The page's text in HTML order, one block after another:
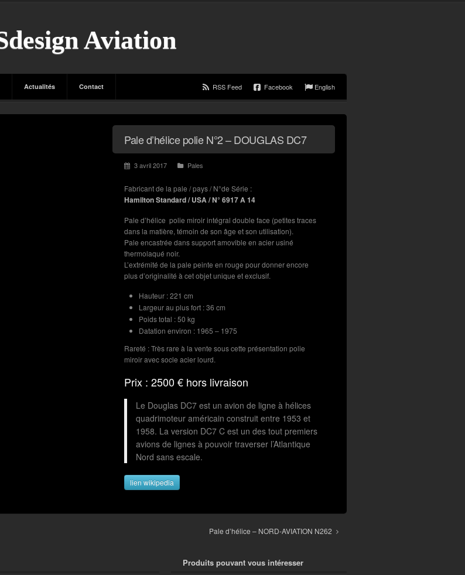
Actualités Contact RSS Feed Facebook English
Pale d’hélice polie N°2 – DOUGLAS DC7
3 avril 2017 Pales
Fabricant de la pale / pays / N°de Série :
Hamilton Standard / USA / N° 6917 A 14
Pale d’hélice polie miroir intégral double face (petites traces
dans la matière, témoin de son âge et son utilisation).
Pale encastrée dans support amovible en acier usiné
thermolaqué noir.
L’extrémité de la pale peinte en rouge pour donner encore
plus d’originalité à cet objet unique et exclusif.
Hauteur : 221 cm
Largeur au plus fort : 36 cm
Poids total : 50 kg
Datation environ : 1965 – 1975
Rareté : Très rare à la vente sous cette présentation polie
miroir avec socle acier lourd.
Prix : 2500 € hors livraison
Le Douglas DC7 est un avion de ligne à hélices
quadrimoteur américain construit entre 1953 et
1958. La version DC7 C est un des tout premiers
avions de lignes à pouvoir traverser l’Atlantique
Nord sans escale.
lien wikipedia
Pale d’hélice – NORD-AVIATION N262
Produits pouvant vous intéresser